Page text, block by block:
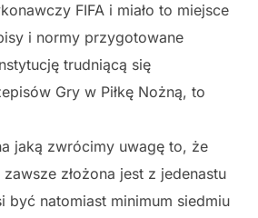
FIFA i miało to miejsce
i normy przygotowane
trudniącą się
Gry w Piłkę Nożną, to
jaką zwrócimy uwagę to, że
złożona jest z jedenastu
być natomiast minimum siedmiu